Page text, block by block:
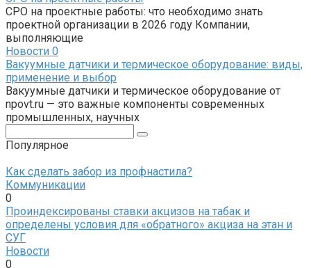
СРО на проектные работы: что необходимо знать
проектной организации в 2026 году Компании,
выполняющие
Новости 0
Вакуумные датчики и термическое оборудование: виды,
применение и выбор
Вакуумные датчики и термическое оборудование от
npovt.ru — это важные компоненты современных
промышленных, научных
Популярное
Как сделать забор из профнастила?
Коммуникации
0
Проиндексированы ставки акцизов на табак и
определены условия для «обратного» акциза на этан и
СУГ
Новости
0